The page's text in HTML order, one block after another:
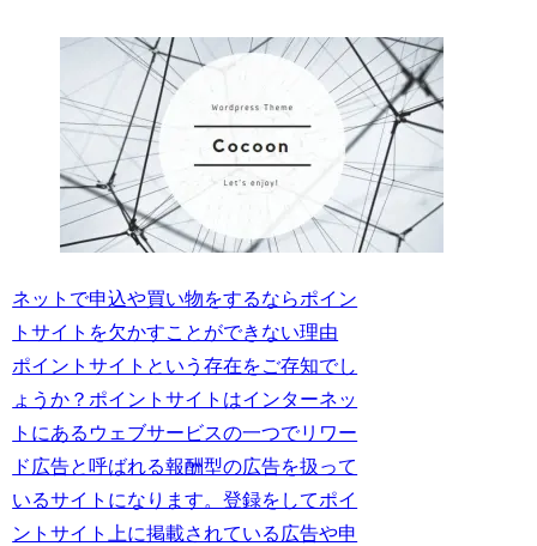
ネットで申込や買い物をするならポイン
トサイトを欠かすことができない理由
ポイントサイトという存在をご存知でし
ょうか？ポイントサイトはインターネッ
トにあるウェブサービスの一つでリワー
ド広告と呼ばれる報酬型の広告を扱って
いるサイトになります。登録をしてポイ
ントサイト上に掲載されている広告や申